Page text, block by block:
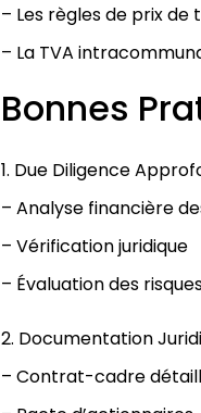
– Les règles de prix
– La TVA
Bonnes
1. Due Diligence
– Analyse financière
– Vérification juridique
– Évaluation des
2. Documentation
– Contrat-cadre